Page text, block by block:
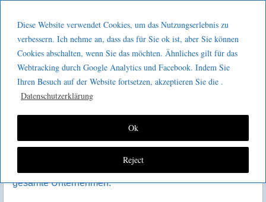
Diese Website verwendet Cookies, um das Nutzungserlebnis zu
verbessern. Ich nehme an, dass das für Sie ok ist, aber Sie können
Cookies abschalten, wenn Sie das möchten. Ähnliches gilt für das
Webtracking durch Google Analytics und Facebook. Indem Sie
Ihren Besuch auf der Website fortsetzen, akzeptieren Sie die .
Datenschutzerklärung
Reject
Ok
GeeMco :
Götz Müller
Consulting
Produktentwicklung als stiller
Engpass
Engpässe werden in Organisationen meist dort gesucht,
wo Arbeit sichtbar stockt. In der Produktion, in der
Produktentwicklung bleibt dabei häufig außen vor. Sie
gilt als wissensintensiv, schwer messbar und nur
gesamte Unternehmen.